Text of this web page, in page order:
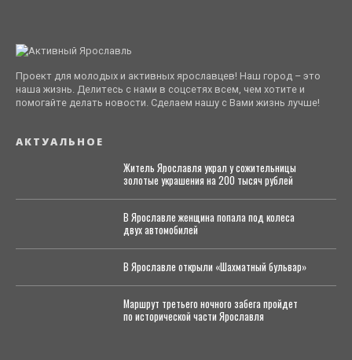
Проект для молодых и активных ярославцев! Наш город – это
наша жизнь. Делитесь с нами в соцсетях всем, чем хотите и
помогайте делать новости. Сделаем нашу с Вами жизнь лучше!
АКТУАЛЬНОЕ
Житель Ярославля украл у сожительницы
золотые украшения на 200 тысяч рублей
В Ярославле женщина попала под колеса
двух автомобилей
В Ярославле открыли «Шахматный бульвар»
Маршрут третьего ночного забега пройдет
по исторической части Ярославля